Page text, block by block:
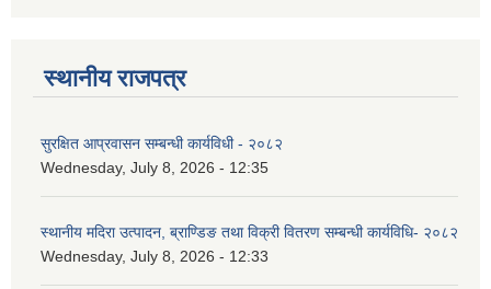
स्थानीय राजपत्र
सुरक्षित आप्रवासन सम्बन्धी कार्यविधी - २०८२
Wednesday, July 8, 2026 - 12:35
स्थानीय मदिरा उत्पादन, ब्राण्डिङ तथा विक्री वितरण सम्बन्धी कार्यविधि- २०८२
Wednesday, July 8, 2026 - 12:33